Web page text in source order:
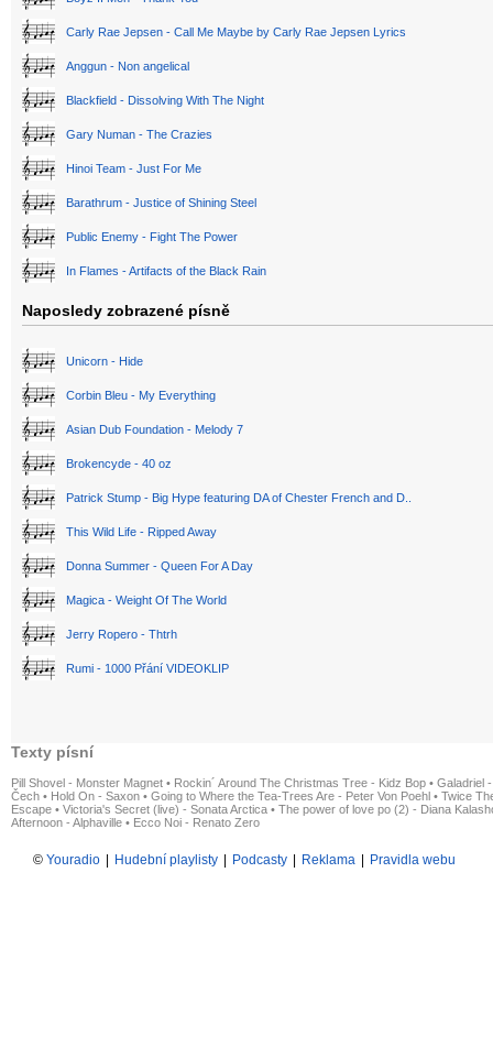
Carly Rae Jepsen - Call Me Maybe by Carly Rae Jepsen Lyrics
Anggun - Non angelical
Blackfield - Dissolving With The Night
Gary Numan - The Crazies
Hinoi Team - Just For Me
Barathrum - Justice of Shining Steel
Public Enemy - Fight The Power
In Flames - Artifacts of the Black Rain
Naposledy zobrazené písně
Unicorn - Hide
Corbin Bleu - My Everything
Asian Dub Foundation - Melody 7
Brokencyde - 40 oz
Patrick Stump - Big Hype featuring DA of Chester French and D..
This Wild Life - Ripped Away
Donna Summer - Queen For A Day
Magica - Weight Of The World
Jerry Ropero - Thtrh
Rumi - 1000 Přání VIDEOKLIP
Texty písní
Pill Shovel - Monster Magnet • Rockin´ Around The Christmas Tree - Kidz Bop • Galadriel
Čech • Hold On - Saxon • Going to Where the Tea-Trees Are - Peter Von Poehl • Twice
Escape • Victoria's Secret (live) - Sonata Arctica • The power of love po (2) - Diana
Afternoon - Alphaville • Ecco Noi - Renato Zero
© Youradio | Hudební playlisty | Podcasty | Reklama | Pravidla webu